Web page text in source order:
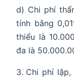
d) Chi phí
tính bằng
thiểu là
đa là
Chi phí